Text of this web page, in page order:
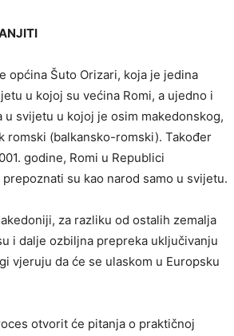
općina Šuto Orizari, koja je jedina
u kojoj su većina Romi, a ujedno i
u svijetu u kojoj je osim makedonskog,
romski (balkansko-romski). Također
godine, Romi u Republici
su kao narod samo u svijetu.
za razliku od ostalih zemalja
i dalje ozbiljna prepreka uključivanju
vjeruju da će se ulaskom u Europsku
otvorit će pitanja o praktičnoj